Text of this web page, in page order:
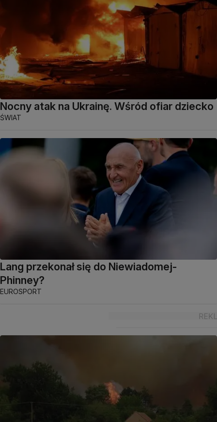
Nocny atak na Ukrainę. Wśród ofiar dziecko
ŚWIAT
Lang przekonał się do Niewiadomej-
Phinney?
EUROSPORT